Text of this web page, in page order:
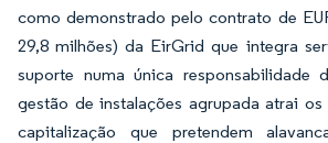
como demonstrado pelo contrato de
29,8 milhões) da EirGrid que integra
suporte numa única
gestão de instalações agrupada atrai
capitalização que pretendem